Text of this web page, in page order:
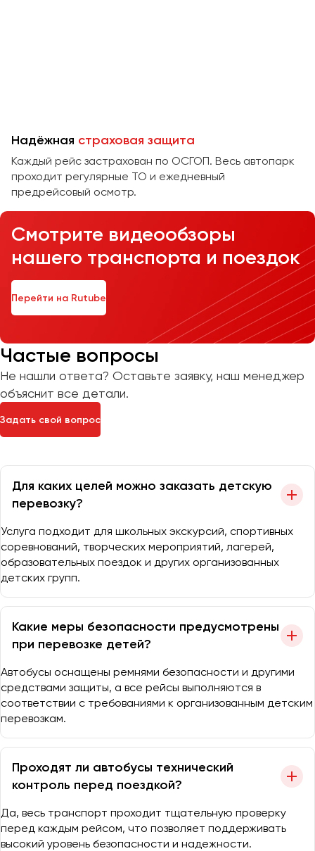
Надёжная страховая защита
Каждый рейс застрахован по ОСГОП. Весь автопарк
проходит регулярные ТО и ежедневный
предрейсовый осмотр.
Смотрите видеообзоры
нашего транспорта и поездок
Перейти на Rutube
Частые вопросы
Не нашли ответа? Оставьте заявку, наш менеджер
объяснит все детали.
Задать свой вопрос
Для каких целей можно заказать детскую
перевозку?
Услуга подходит для школьных экскурсий, спортивных
соревнований, творческих мероприятий, лагерей,
образовательных поездок и других организованных
детских групп.
Какие меры безопасности предусмотрены
при перевозке детей?
Автобусы оснащены ремнями безопасности и другими
средствами защиты, а все рейсы выполняются в
соответствии с требованиями к организованным детским
перевозкам.
Проходят ли автобусы технический
контроль перед поездкой?
Да, весь транспорт проходит тщательную проверку
перед каждым рейсом, что позволяет поддерживать
высокий уровень безопасности и надежности.